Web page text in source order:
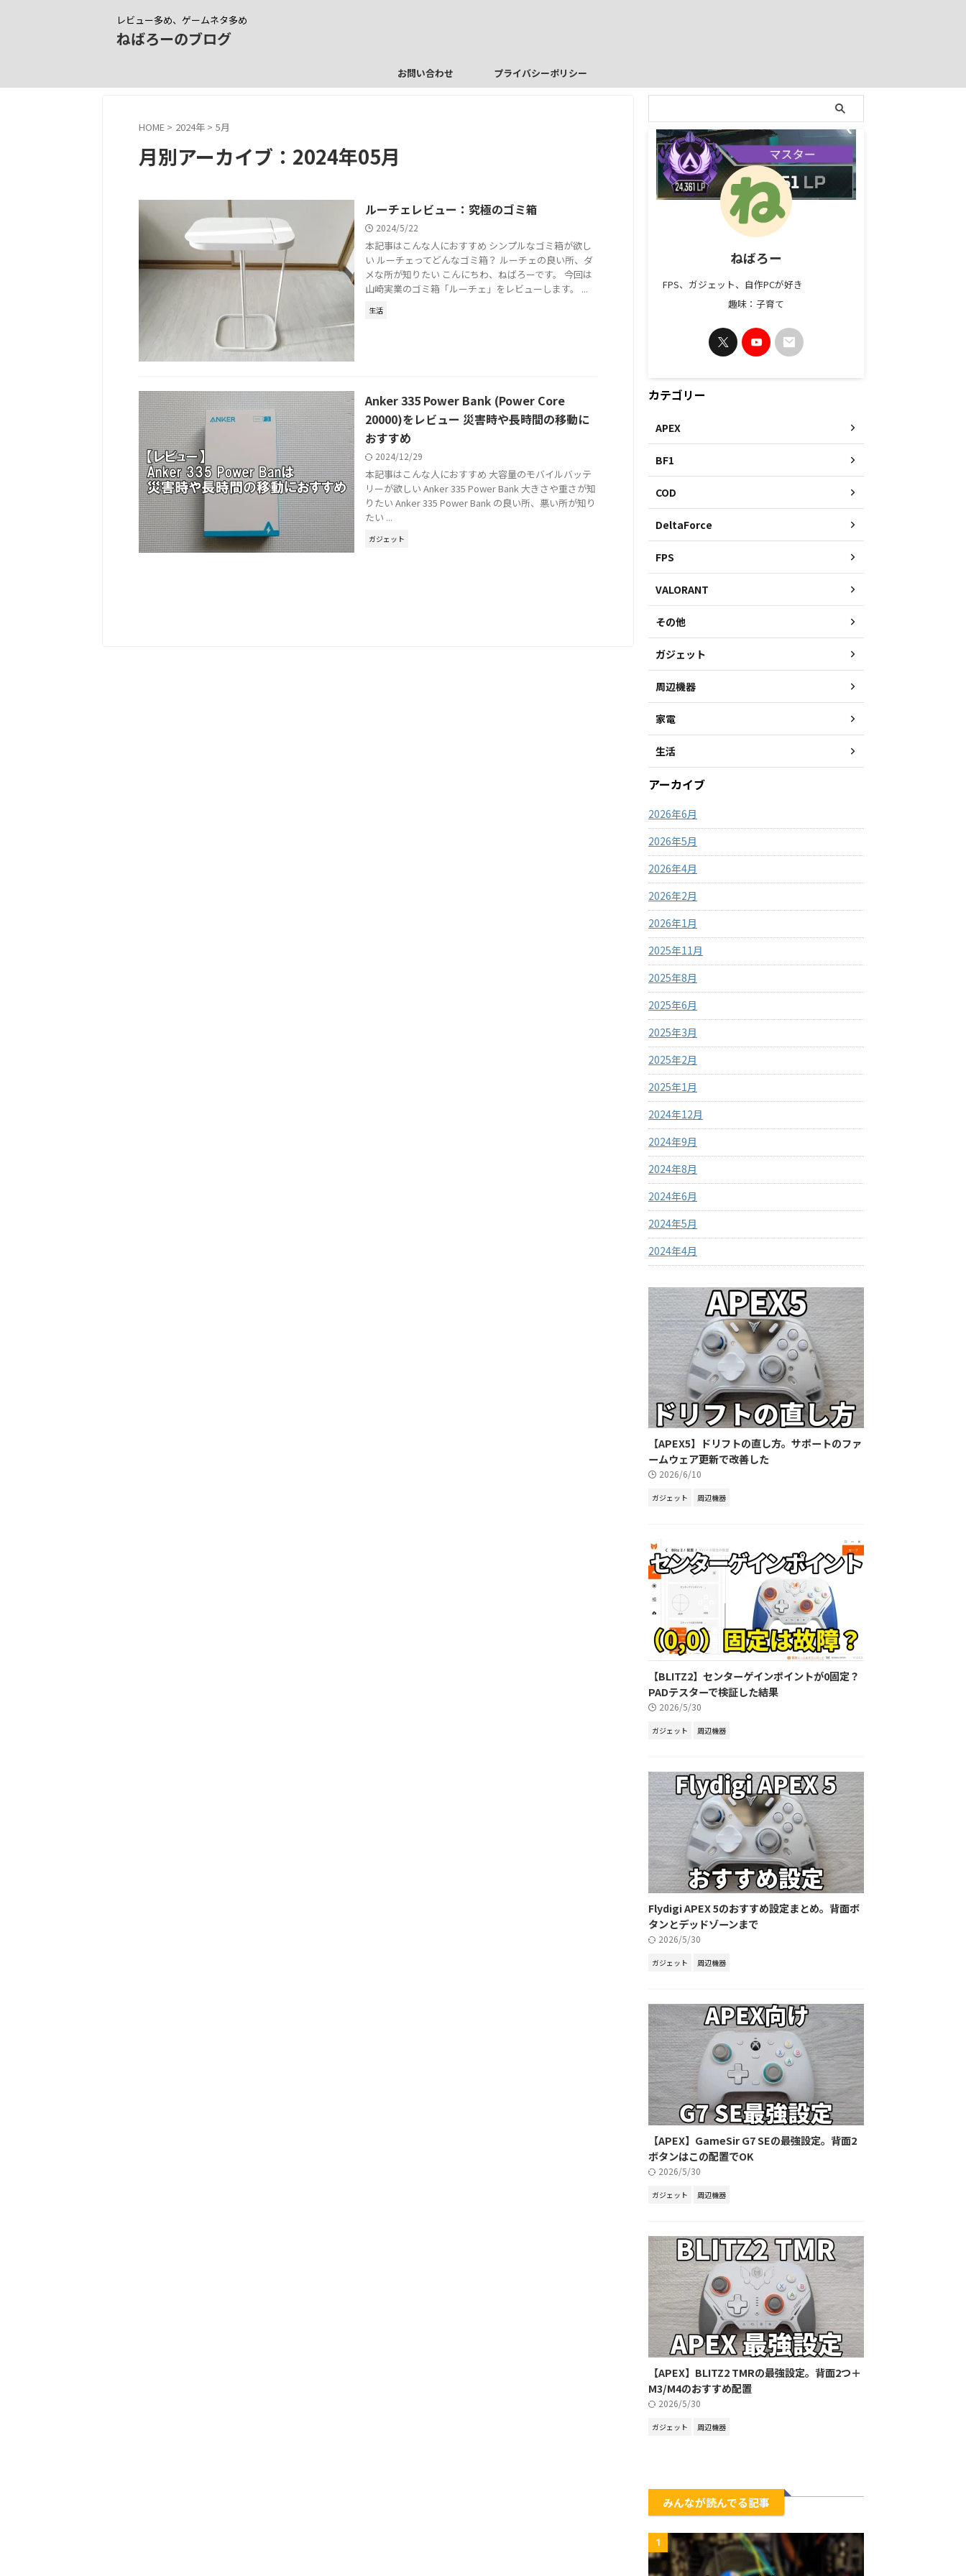
レビュー多め、ゲームネタ多め
ねばろーのブログ
お問い合わせ プライバシーポリシー
HOME > 2024年 > 5月
月別アーカイブ：2024年05月
ルーチェレビュー：究極のゴミ箱
2024/5/22
本記事はこんな人におすすめ シンプルなゴミ箱が欲し
い ルーチェってどんなゴミ箱？ ルーチェの良い所、ダ
メな所が知りたい こんにちわ、ねばろーです。 今回は
山崎実業のゴミ箱「ルーチェ」をレビューします。 ...
生活
Anker 335 Power Bank (Power Core
20000)をレビュー 災害時や長時間の移動に
おすすめ
2024/12/29
本記事はこんな人におすすめ 大容量のモバイルバッテ
リーが欲しい Anker 335 Power Bank 大きさや重さが知
りたい Anker 335 Power Bank の良い所、悪い所が知り
たい ...
ガジェット
ねばろー
FPS、ガジェット、自作PCが好き
趣味：子育て
カテゴリー
APEX
BF1
COD
DeltaForce
FPS
VALORANT
その他
ガジェット
周辺機器
家電
生活
アーカイブ
2026年6月
2026年5月
2026年4月
2026年2月
2026年1月
2025年11月
2025年8月
2025年6月
2025年3月
2025年2月
2025年1月
2024年12月
2024年9月
2024年8月
2024年6月
2024年5月
2024年4月
【APEX5】ドリフトの直し方。サポートのファ
ームウェア更新で改善した
2026/6/10
ガジェット 周辺機器
【BLITZ2】センターゲインポイントが0固定？
PADテスターで検証した結果
2026/5/30
ガジェット 周辺機器
Flydigi APEX 5のおすすめ設定まとめ。背面ボ
タンとデッドゾーンまで
2026/5/30
ガジェット 周辺機器
【APEX】GameSir G7 SEの最強設定。背面2
ボタンはこの配置でOK
2026/5/30
ガジェット 周辺機器
【APEX】BLITZ2 TMRの最強設定。背面2つ＋
M3/M4のおすすめ配置
2026/5/30
ガジェット 周辺機器
みんなが読んでる記事
1